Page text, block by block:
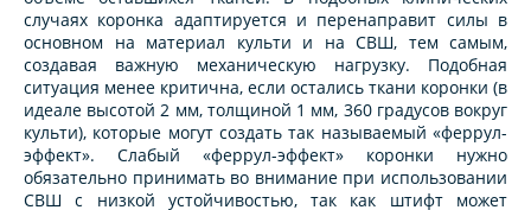
случаях коронка адаптируется и перенаправит силы в
основном на материал культи и на СВШ, тем самым,
создавая важную механическую нагрузку. Подобная
ситуация менее критична, если остались ткани коронки (в
идеале высотой 2 мм, толщиной 1 мм, 360 градусов вокруг
культи), которые могут создать так называемый «феррул-
эффект». Слабый «феррул-эффект» коронки нужно
обязательно принимать во внимание при использовании
СВШ с низкой устойчивостью, так как штифт может